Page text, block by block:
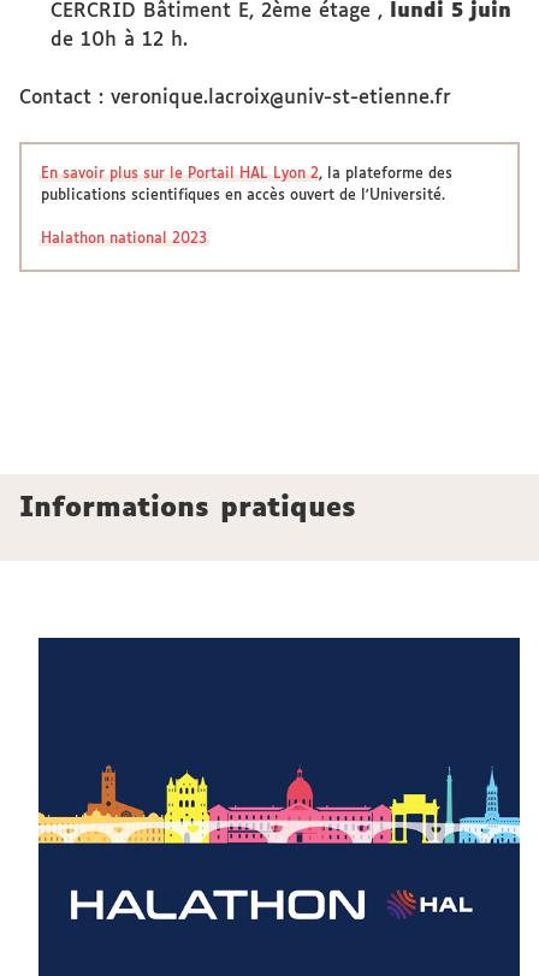
CERCRID Bâtiment E, 2ème étage ,
lundi 5 juin
de 10h à 12 h.
Contact : veronique.lacroix@univ-st-etienne.fr
En savoir plus sur le Portail HAL Lyon 2, la plateforme des
publications scientifiques en accès ouvert de l'Université.
Halathon national 2023
Informations pratiques